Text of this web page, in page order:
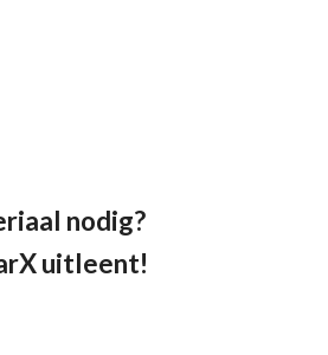
nodig?
uitleent!